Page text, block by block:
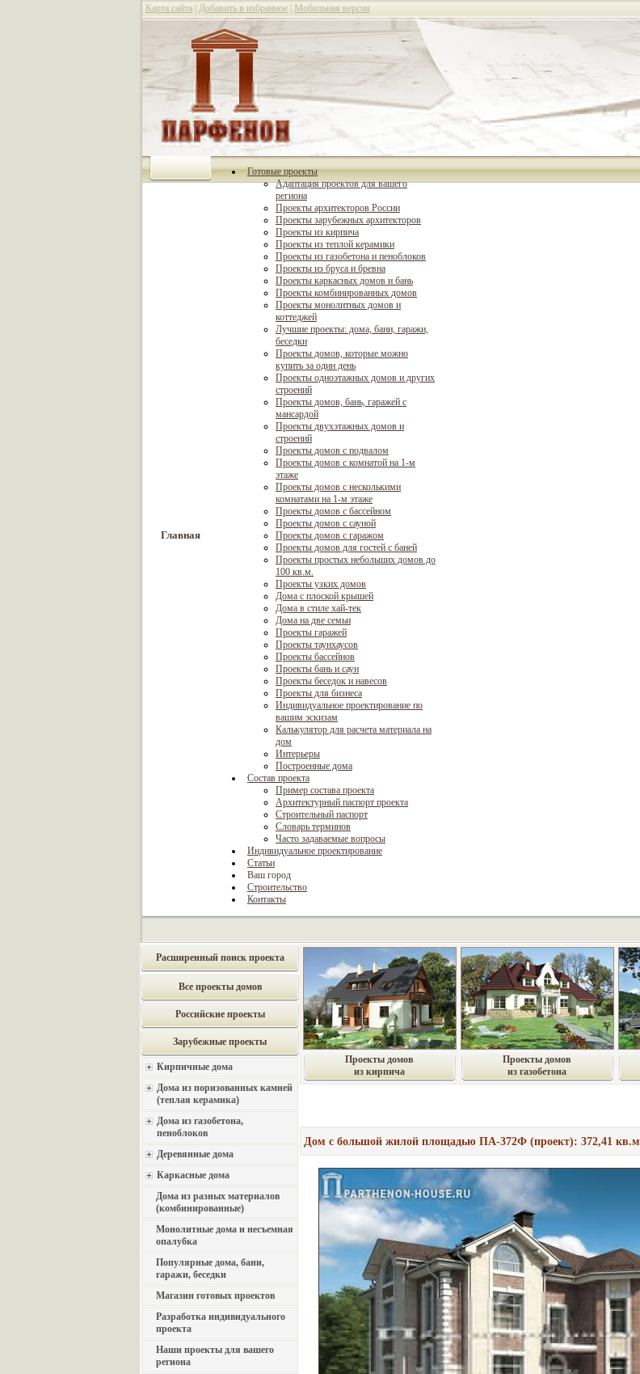
Карта сайта Добавить в избранное Мобильная версия
Главная
Готовые проекты
Адаптация проектов для вашего
региона
Проекты архитекторов России
Проекты зарубежных архитекторов
Проекты из кирпича
Проекты из теплой керамики
Проекты из газобетона и пеноблоков
Проекты из бруса и бревна
Проекты каркасных домов и бань
Проекты комбинированных домов
Проекты монолитных домов и
коттеджей
Лучшие проекты: дома, бани, гаражи,
беседки
Проекты домов, которые можно
купить за один день
Проекты одноэтажных домов и других
строений
Проекты домов, бань, гаражей с
мансардой
Проекты двухэтажных домов и
строений
Проекты домов с подвалом
Проекты домов с комнатой на 1-м
этаже
Проекты домов с несколькими
комнатами на 1-м этаже
Проекты домов с бассейном
Проекты домов с сауной
Проекты домов с гаражом
Проекты домов для гостей с баней
Проекты простых небольших домов до
100 кв.м.
Проекты узких домов
Дома с плоской крышей
Дома в стиле хай-тек
Дома на две семьи
Проекты гаражей
Проекты таунхаусов
Проекты бассейнов
Проекты бань и саун
Проекты беседок и навесов
Проекты для бизнеса
Индивидуальное проектирование по
вашим эскизам
Калькулятор для расчета материала на
дом
Интерьеры
Построенные дома
Состав проекта
Пример состава проекта
Архитектурный паспорт проекта
Строительный паспорт
Словарь терминов
Часто задаваемые вопросы
Индивидуальное проектирование
Статьи
Ваш город
Строительство
Контакты
Расширенный поиск проекта
Все проекты домов
Российские проекты
Зарубежные проекты
Кирпичные дома
Дома из поризованных камней
(теплая керамика)
Дома из газобетона,
пеноблоков
Деревянные дома
Каркасные дома
Дома из разных материалов
(комбинированные)
Монолитные дома и несъемная
опалубка
Популярные дома, бани,
гаражи, беседки
Магазин готовых проектов
Разработка индивидуального
проекта
Наши проекты для вашего
региона
Проекты домов
из кирпича
Проекты домов
из газобетона
Дом с большой жилой площадью ПА-372Ф (проект): 372,41 кв.м